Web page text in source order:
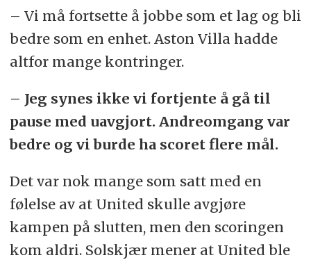
– Vi må fortsette å jobbe som et lag og bli
bedre som en enhet. Aston Villa hadde
altfor mange kontringer.
– Jeg synes ikke vi fortjente å gå til
pause med uavgjort. Andreomgang var
bedre og vi burde ha scoret flere mål.
Det var nok mange som satt med en
følelse av at United skulle avgjøre
kampen på slutten, men den scoringen
kom aldri. Solskjær mener at United ble